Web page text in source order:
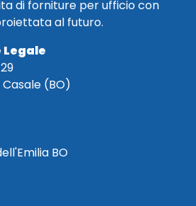
di forniture per ufficio con
al futuro.
Legale
Casale (BO)
BO